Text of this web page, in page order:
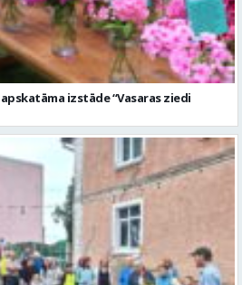
izstāde “Vasaras ziedi